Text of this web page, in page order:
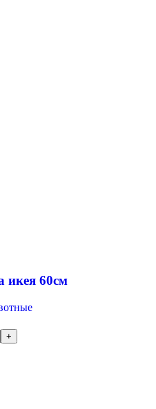
икея 60см